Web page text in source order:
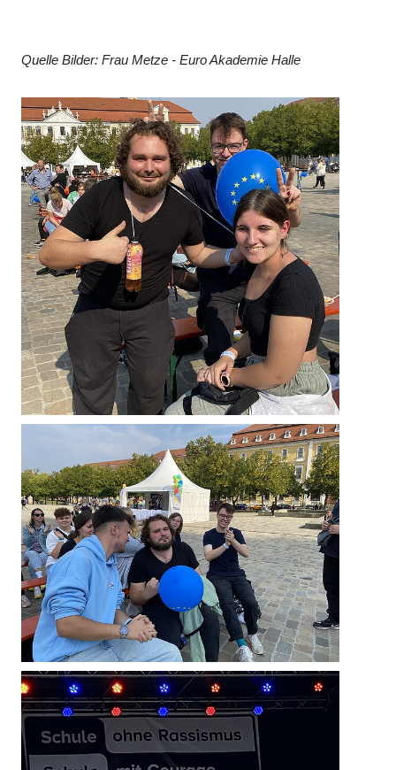
Quelle Bilder: Frau Metze - Euro Akademie Halle